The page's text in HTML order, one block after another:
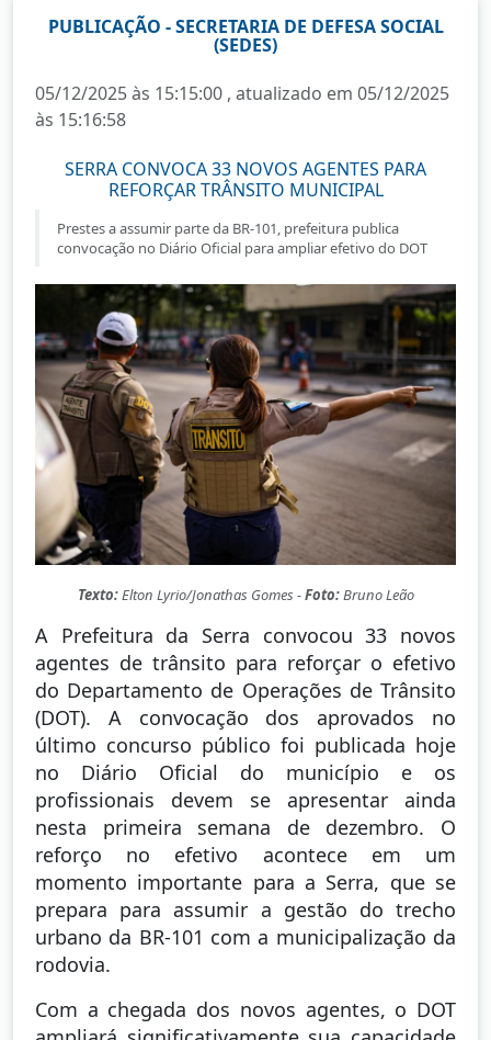
PUBLICAÇÃO - SECRETARIA DE DEFESA SOCIAL
(SEDES)
05/12/2025 às 15:15:00 , atualizado em 05/12/2025
às 15:16:58
SERRA CONVOCA 33 NOVOS AGENTES PARA
REFORÇAR TRÂNSITO MUNICIPAL
Prestes a assumir parte da BR-101, prefeitura publica
convocação no Diário Oficial para ampliar efetivo do DOT
Texto:Elton Lyrio/Jonathas Gomes -Foto:Bruno Leão
A Prefeitura da Serra convocou 33 novos
agentes de trânsito para reforçar o efetivo
do Departamento de Operações de Trânsito
(DOT). A convocação dos aprovados no
último concurso público foi publicada hoje
no Diário Oficial do município e os
profissionais devem se apresentar ainda
nesta primeira semana de dezembro. O
reforço no efetivo acontece em um
momento importante para a Serra, que se
prepara para assumir a gestão do trecho
urbano da BR-101 com a municipalização da
rodovia.
Com a chegada dos novos agentes, o DOT